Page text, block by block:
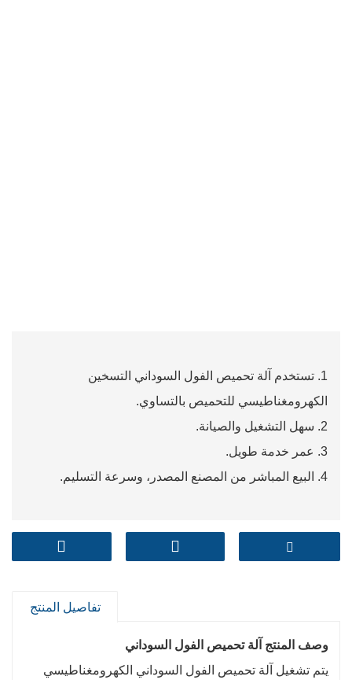
1. تستخدم آلة تحميص الفول السوداني التسخين
الكهرومغناطيسي للتحميص بالتساوي.
2. سهل التشغيل والصيانة.
3. عمر خدمة طويل.
4. البيع المباشر من المصنع المصدر، وسرعة التسليم.
تفاصيل المنتج
وصف المنتج آلة تحميص الفول السوداني
يتم تشغيل آلة تحميص الفول السوداني الكهرومغناطيسي